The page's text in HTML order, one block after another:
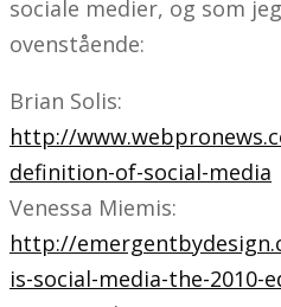
sociale medier, og som
ovenstående:
Brian Solis:
http://
definition-of-social-media
Venessa Miemis:
http://
is-social-media-the-2010-